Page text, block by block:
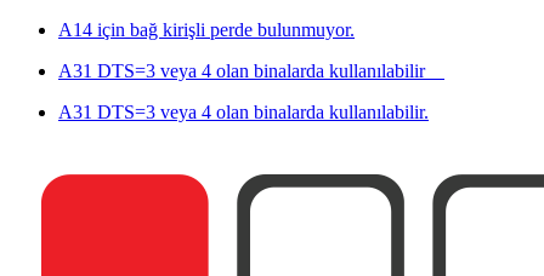
A14 için bağ kirişli perde bulunmuyor.
A31 DTS=3 veya 4 olan binalarda kullanılabilir
A31 DTS=3 veya 4 olan binalarda kullanılabilir.